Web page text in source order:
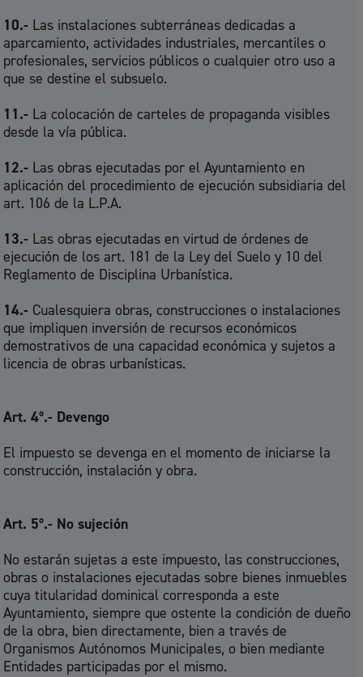
10.- Las instalaciones subterráneas dedicadas a
aparcamiento, actividades industriales, mercantiles o
profesionales, servicios públicos o cualquier otro uso a
que se destine el subsuelo.
11.- La colocación de carteles de propaganda visibles
desde la vía pública.
12.- Las obras ejecutadas por el Ayuntamiento en
aplicación del procedimiento de ejecución subsidiaria del
art. 106 de la L.P.A.
13.- Las obras ejecutadas en virtud de órdenes de
ejecución de los art. 181 de la Ley del Suelo y 10 del
Reglamento de Disciplina Urbanística.
14.- Cualesquiera obras, construcciones o instalaciones
que impliquen inversión de recursos económicos
demostrativos de una capacidad económica y sujetos a
licencia de obras urbanísticas.
Art. 4º.- Devengo
El impuesto se devenga en el momento de iniciarse la
construcción, instalación y obra.
Art. 5º.- No sujeción
No estarán sujetas a este impuesto, las construcciones,
obras o instalaciones ejecutadas sobre bienes inmuebles
cuya titularidad dominical corresponda a este
Ayuntamiento, siempre que ostente la condición de dueño
de la obra, bien directamente, bien a través de
Organismos Autónomos Municipales, o bien mediante
Entidades participadas por el mismo.